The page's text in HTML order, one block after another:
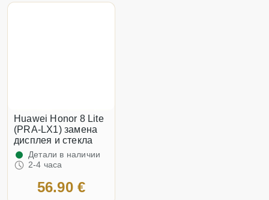
Huawei Honor 8 Lite
(PRA-LX1) замена
дисплея и стекла
Детали в наличии
2-4 часа
56.90 €